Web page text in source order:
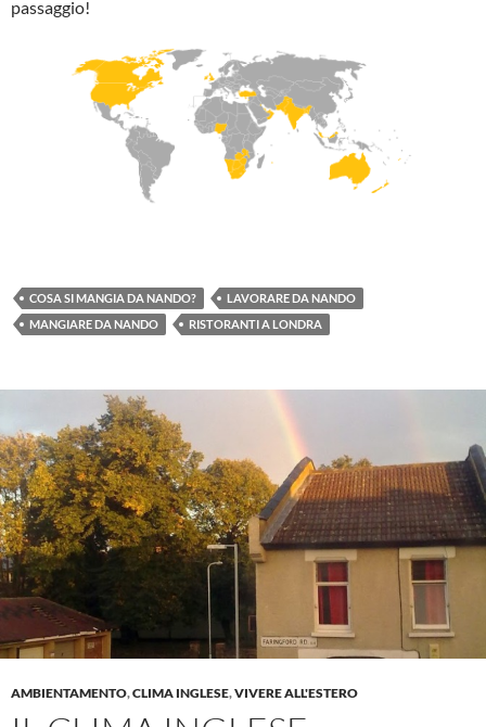
passaggio!
COSA SI MANGIA DA NANDO?
LAVORARE DA NANDO
MANGIARE DA NANDO
RISTORANTI A LONDRA
AMBIENTAMENTO,CLIMA INGLESE,VIVERE ALL'ESTERO